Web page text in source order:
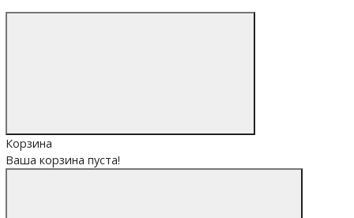
Корзина
Ваша корзина пуста!